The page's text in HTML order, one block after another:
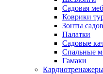
Садовая
Коврики
Зонты
Палатки
Садовые
Спальные
Гамаки